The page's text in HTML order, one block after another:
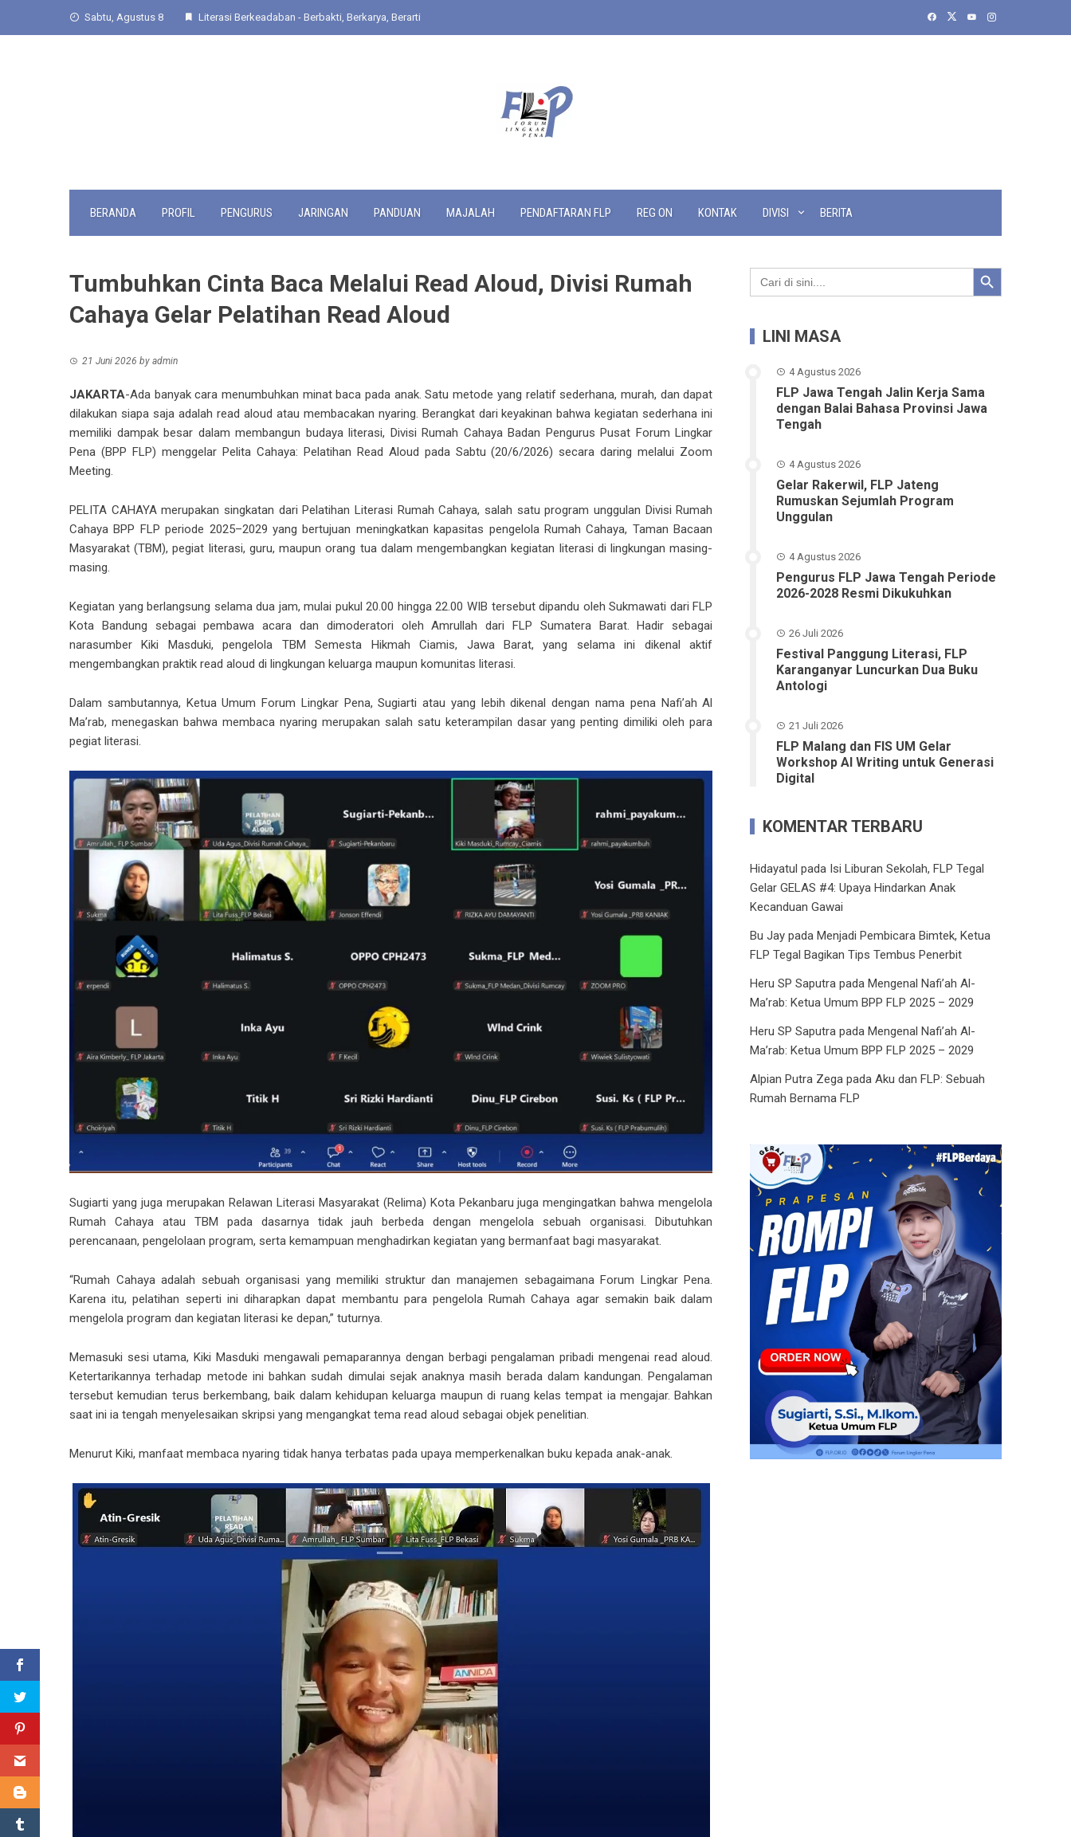
Sabtu, Agustus 8 Literasi Berkeadaban - Berbakti, Berkarya, Berarti
BERANDA PROFIL PENGURUS JARINGAN PANDUAN MAJALAH PENDAFTARAN FLP REG ON KONTAK DIVISI BERITA
Tumbuhkan Cinta Baca Melalui Read Aloud, Divisi Rumah
Cahaya Gelar Pelatihan Read Aloud
21 Juni 2026 by admin
JAKARTA-Ada banyak cara menumbuhkan minat baca pada anak. Satu metode yang relatif sederhana, murah, dan dapat
dilakukan siapa saja adalah read aloud atau membacakan nyaring. Berangkat dari keyakinan bahwa kegiatan sederhana ini
memiliki dampak besar dalam membangun budaya literasi, Divisi Rumah Cahaya Badan Pengurus Pusat Forum Lingkar
Pena (BPP FLP) menggelar Pelita Cahaya: Pelatihan Read Aloud pada Sabtu (20/6/2026) secara daring melalui Zoom
Meeting.
PELITA CAHAYA merupakan singkatan dari Pelatihan Literasi Rumah Cahaya, salah satu program unggulan Divisi Rumah
Cahaya BPP FLP periode 2025–2029 yang bertujuan meningkatkan kapasitas pengelola Rumah Cahaya, Taman Bacaan
Masyarakat (TBM), pegiat literasi, guru, maupun orang tua dalam mengembangkan kegiatan literasi di lingkungan masing-
masing.
Kegiatan yang berlangsung selama dua jam, mulai pukul 20.00 hingga 22.00 WIB tersebut dipandu oleh Sukmawati dari FLP
Kota Bandung sebagai pembawa acara dan dimoderatori oleh Amrullah dari FLP Sumatera Barat. Hadir sebagai
narasumber Kiki Masduki, pengelola TBM Semesta Hikmah Ciamis, Jawa Barat, yang selama ini dikenal aktif
mengembangkan praktik read aloud di lingkungan keluarga maupun komunitas literasi.
Dalam sambutannya, Ketua Umum Forum Lingkar Pena, Sugiarti atau yang lebih dikenal dengan nama pena Nafi’ah Al
Ma’rab, menegaskan bahwa membaca nyaring merupakan salah satu keterampilan dasar yang penting dimiliki oleh para
pegiat literasi.
Sugiarti yang juga merupakan Relawan Literasi Masyarakat (Relima) Kota Pekanbaru juga mengingatkan bahwa mengelola
Rumah Cahaya atau TBM pada dasarnya tidak jauh berbeda dengan mengelola sebuah organisasi. Dibutuhkan
perencanaan, pengelolaan program, serta kemampuan menghadirkan kegiatan yang bermanfaat bagi masyarakat.
“Rumah Cahaya adalah sebuah organisasi yang memiliki struktur dan manajemen sebagaimana Forum Lingkar Pena.
Karena itu, pelatihan seperti ini diharapkan dapat membantu para pengelola Rumah Cahaya agar semakin baik dalam
mengelola program dan kegiatan literasi ke depan,” tuturnya.
Memasuki sesi utama, Kiki Masduki mengawali pemaparannya dengan berbagi pengalaman pribadi mengenai read aloud.
Ketertarikannya terhadap metode ini bahkan sudah dimulai sejak anaknya masih berada dalam kandungan. Pengalaman
tersebut kemudian terus berkembang, baik dalam kehidupan keluarga maupun di ruang kelas tempat ia mengajar. Bahkan
saat ini ia tengah menyelesaikan skripsi yang mengangkat tema read aloud sebagai objek penelitian.
Menurut Kiki, manfaat membaca nyaring tidak hanya terbatas pada upaya memperkenalkan buku kepada anak-anak.
Search
for:
Search Button
LINI MASA
4 Agustus 2026
FLP Jawa Tengah Jalin Kerja Sama
dengan Balai Bahasa Provinsi Jawa
Tengah
4 Agustus 2026
Gelar Rakerwil, FLP Jateng
Rumuskan Sejumlah Program
Unggulan
4 Agustus 2026
Pengurus FLP Jawa Tengah Periode
2026-2028 Resmi Dikukuhkan
26 Juli 2026
Festival Panggung Literasi, FLP
Karanganyar Luncurkan Dua Buku
Antologi
21 Juli 2026
FLP Malang dan FIS UM Gelar
Workshop AI Writing untuk Generasi
Digital
KOMENTAR TERBARU
Hidayatul pada Isi Liburan Sekolah, FLP Tegal
Gelar GELAS #4: Upaya Hindarkan Anak
Kecanduan Gawai
Bu Jay padaMenjadi Pembicara Bimtek, Ketua
FLP Tegal Bagikan Tips Tembus Penerbit
Heru SP Saputra padaMengenal Nafi’ah Al-
Ma’rab: Ketua Umum BPP FLP 2025 – 2029
Heru SP Saputra padaMengenal Nafi’ah Al-
Ma’rab: Ketua Umum BPP FLP 2025 – 2029
Alpian Putra Zega padaAku dan FLP: Sebuah
Rumah Bernama FLP